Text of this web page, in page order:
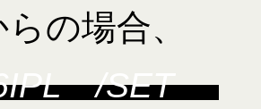
の場合、
/SET